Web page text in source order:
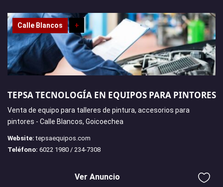
Calle Blancos +
TEPSA TECNOLOGÍA EN EQUIPOS PARA PINTORES
Venta de equipo para talleres de pintura, accesorios para
pintores - Calle Blancos, Goicoechea
Website: tepsaequipos.com
Teléfono: 6022 1980 / 234-7308
Ver Anuncio